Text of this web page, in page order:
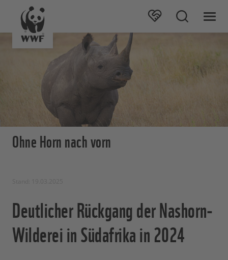
Ohne Horn nach vorn
Deutlicher Rückgang der Nashorn-
Wilderei in Südafrika in 2024